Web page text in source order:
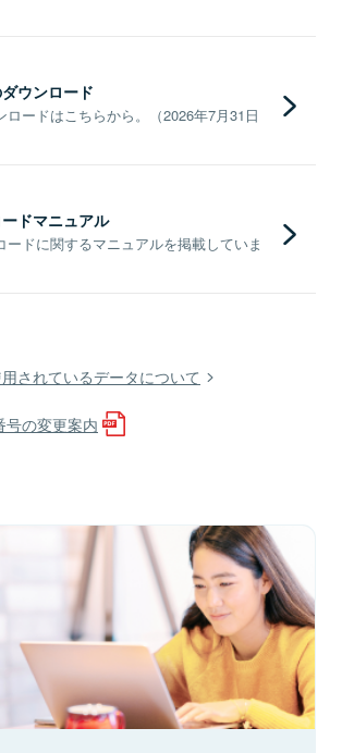
ウンロード
ロードはこちらから。（2026年7月31日
ドマニュアル
ードに関するマニュアルを掲載していま
されているデータについて
の変更案内